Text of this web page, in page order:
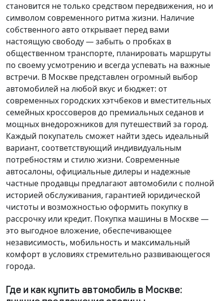
становится не только средством передвижения, но и
символом современного ритма жизни. Наличие
собственного авто открывает перед вами
настоящую свободу — забыть о пробках в
общественном транспорте, планировать маршруты
по своему усмотрению и всегда успевать на важные
встречи. В Москве представлен огромный выбор
автомобилей на любой вкус и бюджет: от
современных городских хэтчбеков и вместительных
семейных кроссоверов до премиальных седанов и
мощных внедорожников для путешествий за город.
Каждый покупатель сможет найти здесь идеальный
вариант, соответствующий индивидуальным
потребностям и стилю жизни. Современные
автосалоны, официальные дилеры и надежные
частные продавцы предлагают автомобили с полной
историей обслуживания, гарантией юридической
чистоты и возможностью оформить покупку в
рассрочку или кредит. Покупка машины в Москве —
это выгодное вложение, обеспечивающее
независимость, мобильность и максимальный
комфорт в условиях стремительно развивающегося
города.
Где и как купить автомобиль в Москве: